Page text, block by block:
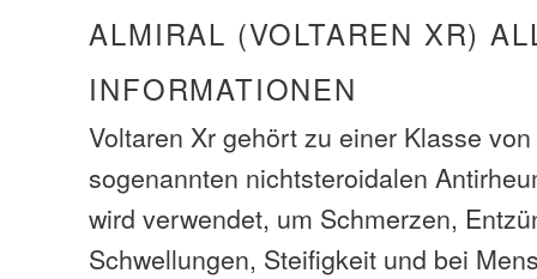
ALMIRAL (VOLTAREN XR)
INFORMATIONEN
Voltaren Xr gehört zu einer Klasse
sogenannten nichtsteroidalen
wird verwendet, um Schmerzen,
Schwellungen, Steifigkeit und bei